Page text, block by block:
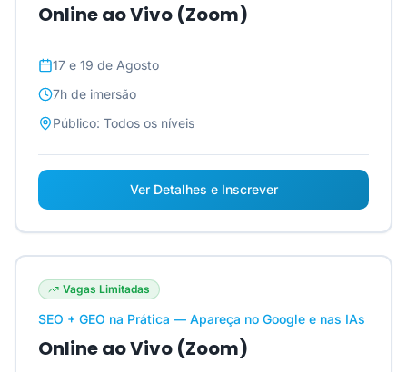
Online ao Vivo (Zoom)
17 e 19 de Agosto
7h de imersão
Público: Todos os níveis
Ver Detalhes e Inscrever
Vagas Limitadas
SEO + GEO na Prática — Apareça no Google e nas IAs
Online ao Vivo (Zoom)